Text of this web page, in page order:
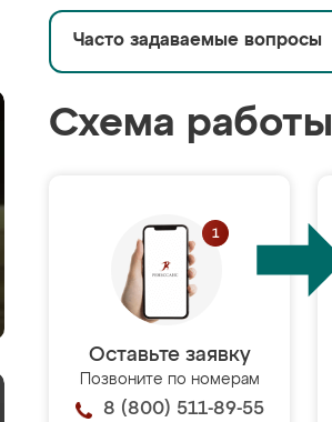
Часто задаваемые вопросы
Схема работы
Оставьте заявку
Позвоните по номерам
8 (800) 511-89-55